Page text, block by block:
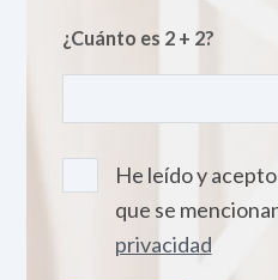
¿Cuánto es 2 + 2?
He leído y
que se
privacidad